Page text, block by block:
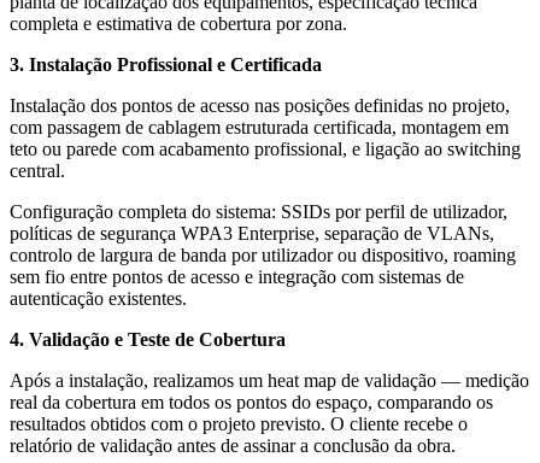
completa e estimativa de cobertura por zona.
3. Instalação Profissional e Certificada
Instalação dos pontos de acesso nas posições definidas no projeto,
com passagem de cablagem estruturada certificada, montagem em
teto ou parede com acabamento profissional, e ligação ao switching
central.
Configuração completa do sistema: SSIDs por perfil de utilizador,
políticas de segurança WPA3 Enterprise, separação de VLANs,
controlo de largura de banda por utilizador ou dispositivo, roaming
sem fio entre pontos de acesso e integração com sistemas de
autenticação existentes.
4. Validação e Teste de Cobertura
Após a instalação, realizamos um heat map de validação — medição
real da cobertura em todos os pontos do espaço, comparando os
resultados obtidos com o projeto previsto. O cliente recebe o
relatório de validação antes de assinar a conclusão da obra.